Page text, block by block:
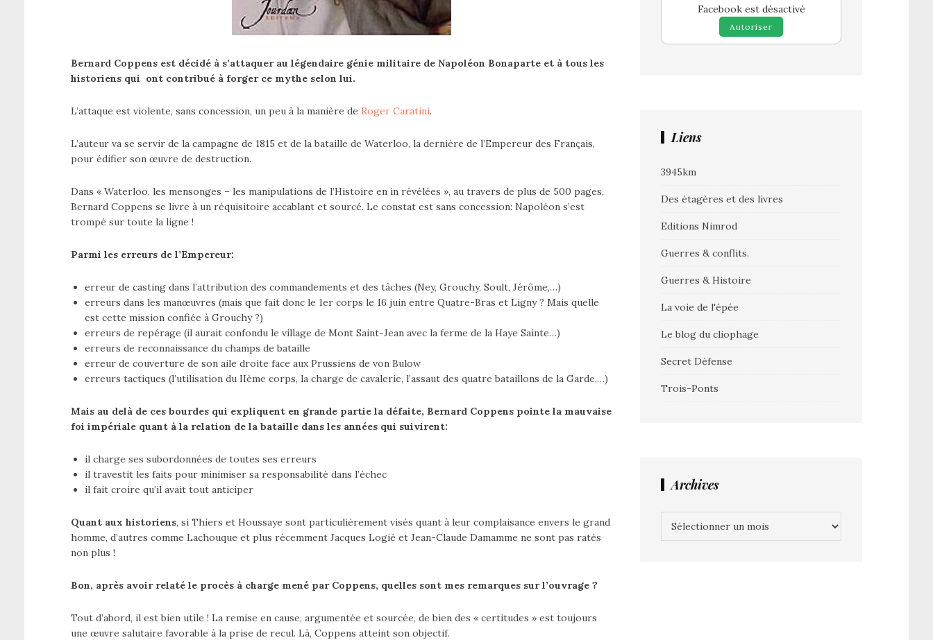
Bernard Coppens est décidé à s’attaquer au légendaire génie militaire de Napoléon Bonaparte et à tous les
historiens qui ont contribué à forger ce mythe selon lui.
L’attaque est violente, sans concession, un peu à la manière de Roger Caratini.
L’auteur va se servir de la campagne de 1815 et de la bataille de Waterloo, la dernière de l’Empereur des Français,
pour édifier son œuvre de destruction.
Dans « Waterloo, les mensonges – les manipulations de l’Histoire en in révélées », au travers de plus de 500 pages,
Bernard Coppens se livre à un réquisitoire accablant et sourcé. Le constat est sans concession: Napoléon s’est
trompé sur toute la ligne !
Parmi les erreurs de l’Empereur:
erreur de casting dans l’attribution des commandements et des tâches (Ney, Grouchy, Soult, Jérôme,…)
erreurs dans les manœuvres (mais que fait donc le 1er corps le 16 juin entre Quatre-Bras et Ligny ? Mais quelle
est cette mission confiée à Grouchy ?)
erreurs de repérage (il aurait confondu le village de Mont Saint-Jean avec la ferme de la Haye Sainte…)
erreurs de reconnaissance du champs de bataille
erreur de couverture de son aile droite face aux Prussiens de von Bulow
erreurs tactiques (l’utilisation du IIème corps, la charge de cavalerie, l’assaut des quatre bataillons de la Garde,…)
Mais au delà de ces bourdes qui expliquent en grande partie la défaite, Bernard Coppens pointe la mauvaise
foi impériale quant à la relation de la bataille dans les années qui suivirent:
il charge ses subordonnées de toutes ses erreurs
il travestit les faits pour minimiser sa responsabilité dans l’échec
il fait croire qu’il avait tout anticiper
Quant aux historiens, si Thiers et Houssaye sont particulièrement visés quant à leur complaisance envers le grand
homme, d’autres comme Lachouque et plus récemment Jacques Logié et Jean-Claude Damamme ne sont pas ratés
non plus !
Bon, après avoir relaté le procès à charge mené par Coppens, quelles sont mes remarques sur l’ouvrage ?
Tout d’abord, il est bien utile ! La remise en cause, argumentée et sourcée, de bien des « certitudes » est toujours
une œuvre salutaire favorable à la prise de recul. Là, Coppens atteint son objectif.
Facebook est désactivé
Autoriser
Liens
3945km
Des étagères et des livres
Editions Nimrod
Guerres & conflits.
Guerres & Histoire
La voie de l'épée
Le blog du cliophage
Secret Défense
Trois-Ponts
Archives